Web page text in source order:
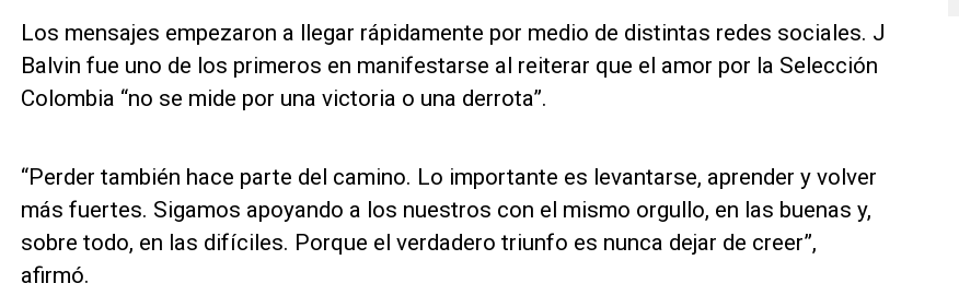
Los mensajes empezaron a llegar rápidamente por medio de distintas redes sociales. J
Balvin fue uno de los primeros en manifestarse al reiterar que el amor por la Selección
Colombia “no se mide por una victoria o una derrota”.
“Perder también hace parte del camino. Lo importante es levantarse, aprender y volver
más fuertes. Sigamos apoyando a los nuestros con el mismo orgullo, en las buenas y,
sobre todo, en las difíciles. Porque el verdadero triunfo es nunca dejar de creer”,
afirmó.